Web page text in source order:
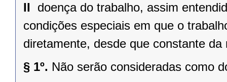
II 
doença do trabalho, assim
condições especiais em que o
diretamente, desde que constante
§ 1º. Não serão consideradas como